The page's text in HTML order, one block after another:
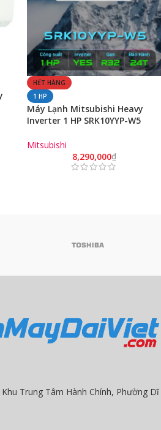
HẾT HÀNG
1 HP
Máy Lạnh Mitsubishi Heavy
Inverter 1 HP SRK10YYP-W5
Mitsubishi
8,290,000₫
Trung Tâm Hành Chính, Phường Dĩ